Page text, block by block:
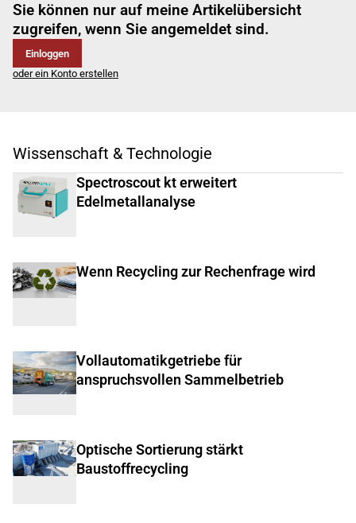
Sie können nur auf meine Artikelübersicht
zugreifen, wenn Sie angemeldet sind.
Einloggen
oder ein Konto erstellen
Wissenschaft & Technologie
Spectroscout kt erweitert
Edelmetallanalyse
Wenn Recycling zur Rechenfrage wird
Vollautomatikgetriebe für
anspruchsvollen Sammelbetrieb
Optische Sortierung stärkt
Baustoffrecycling